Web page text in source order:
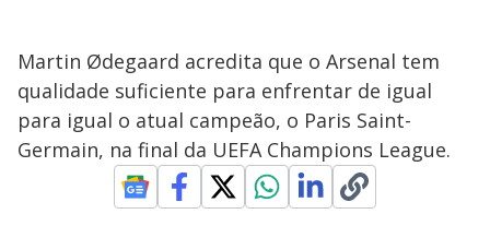
Martin Ødegaard acredita que o Arsenal tem
qualidade suficiente para enfrentar de igual
para igual o atual campeão, o Paris Saint-
Germain, na final da UEFA Champions League.